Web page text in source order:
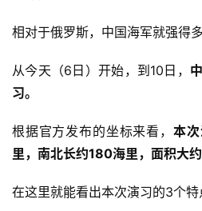
相对于俄罗斯，中国海军就强得
从今天（6日）开始，到10日，
习。
根据官方发布的坐标来看， 本
里，南北长约180海里，面积大约
在这里就能看出本次演习的3个特